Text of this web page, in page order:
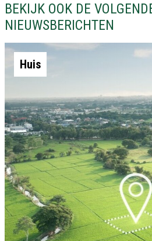
BEKIJK OOK DE
NIEUWSBERICHTEN
Huis